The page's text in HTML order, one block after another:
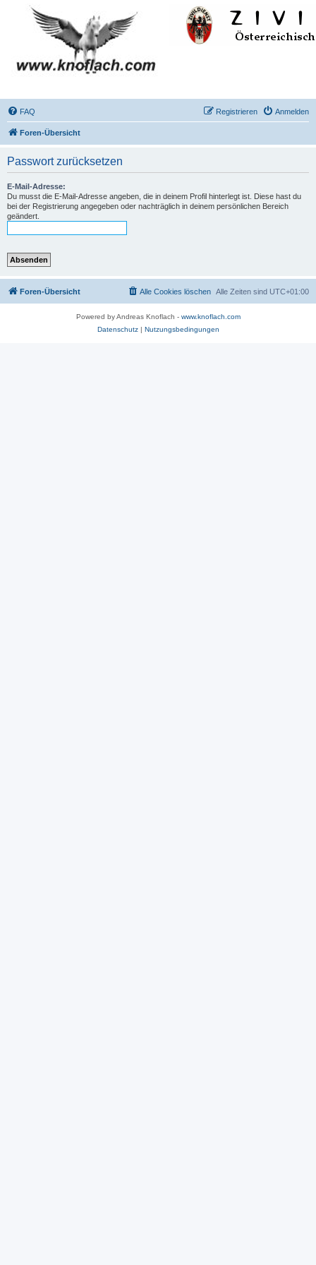
FAQ Anmelden
Registrieren
Foren-Übersicht
Passwort zurücksetzen
E-Mail-Adresse:
Du musst die E-Mail-Adresse angeben, die in deinem Profil hinterlegt ist. Diese hast du
bei der Registrierung angegeben oder nachträglich in deinem persönlichen Bereich
geändert.
Foren-Übersicht Alle Zeiten sind UTC+01:00
Alle Cookies löschen
Powered by Andreas Knoflach - www.knoflach.com
Datenschutz| Nutzungsbedingungen